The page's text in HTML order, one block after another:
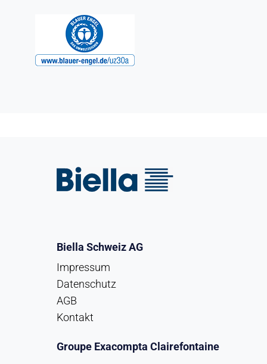
Biella Schweiz AG
Impressum
Datenschutz
AGB
Kontakt
Groupe Exacompta Clairefontaine